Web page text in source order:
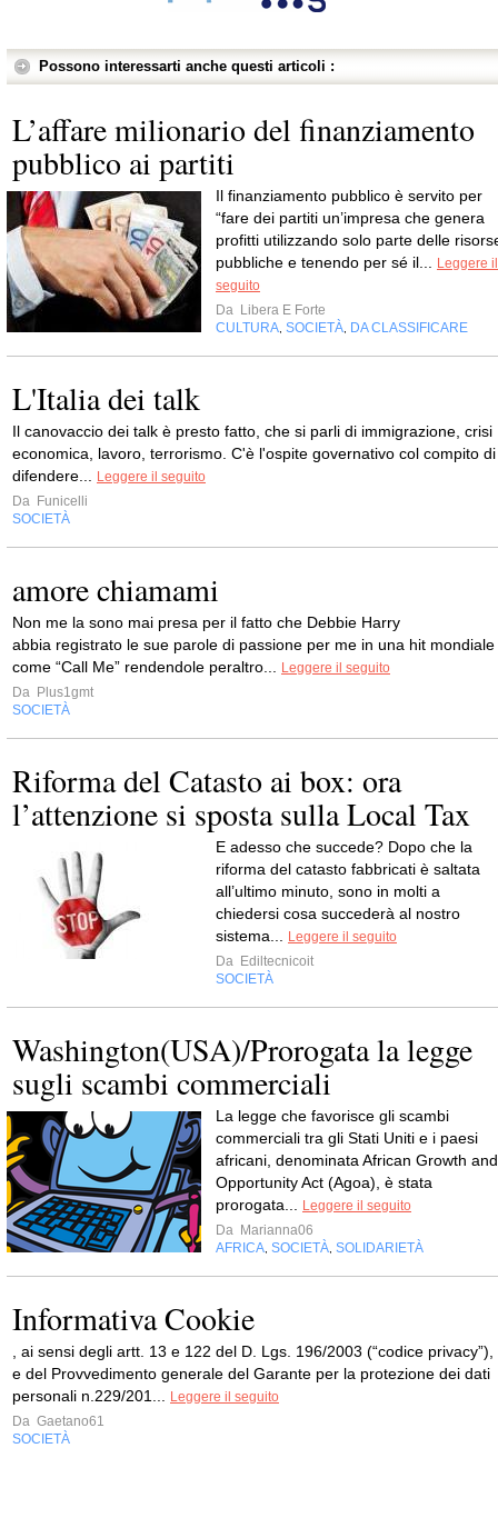
Possono interessarti anche questi articoli :
L’affare milionario del finanziamento
pubblico ai partiti
Il finanziamento pubblico è servito per
“fare dei partiti un’impresa che genera
profitti utilizzando solo parte delle
pubbliche e tenendo per sé il...
Leggere il
seguito
Da Libera E Forte
CULTURA SOCIETÀ DA CLASSIFICARE
L'Italia dei talk
Il canovaccio dei talk è presto fatto, che si parli di immigrazione, crisi
economica, lavoro, terrorismo. C'è l'ospite governativo col compito di
difendere...
Leggere il seguito
Da Funicelli
SOCIETÀ
amore chiamami
Non me la sono mai presa per il fatto che Debbie Harry
abbia registrato le sue parole di passione per me in una hit mondiale
come “Call Me” rendendole peraltro...
Leggere il seguito
Da Plus1gmt
SOCIETÀ
Riforma del Catasto ai box: ora
l’attenzione si sposta sulla Local Tax
E adesso che succede? Dopo che la
riforma del catasto fabbricati è saltata
all’ultimo minuto, sono in molti a
chiedersi cosa succederà al nostro
sistema...
Leggere il seguito
Da Ediltecnicoit
SOCIETÀ
Washington(USA)/Prorogata la legge
sugli scambi commerciali
La legge che favorisce gli scambi
commerciali tra gli Stati Uniti e i paesi
africani, denominata African Growth and
Opportunity Act (Agoa), è stata
prorogata...
Leggere il seguito
Da Marianna06
AFRICA SOCIETÀ SOLIDARIETÀ
Informativa Cookie
, ai sensi degli artt. 13 e 122 del D. Lgs. 196/2003 (“codice privacy”),
e del Provvedimento generale del Garante per la protezione dei dati
personali n.229/201...
Leggere il seguito
Da Gaetano61
SOCIETÀ